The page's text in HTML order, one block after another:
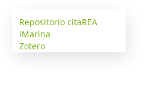
Repositorio citaREA
iMarina
Zotero